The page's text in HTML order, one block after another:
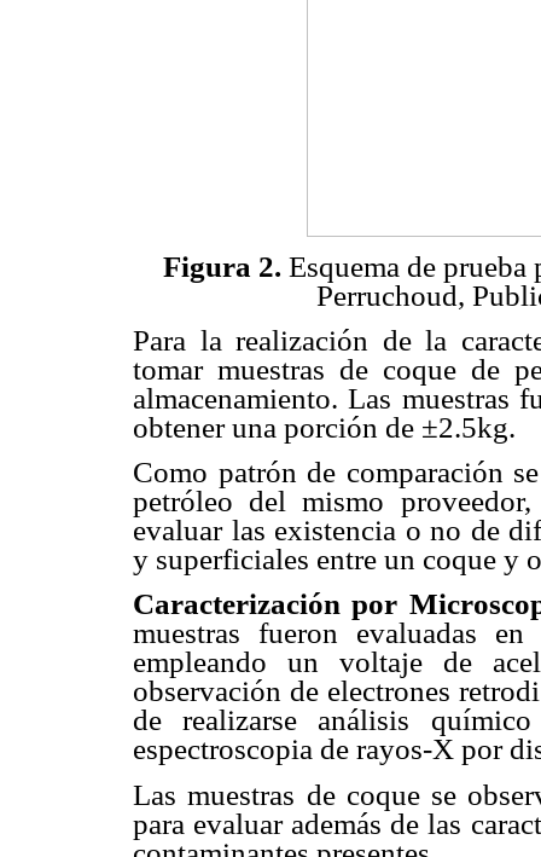
Figura 2. Esquema de prueba
Perruchoud,
Para la realización de la
tomar muestras de coque de
almacenamiento. Las muestras
obtener una porción de ±2.5kg.
Como patrón de comparación
petróleo del mismo
evaluar las existencia o no de
y superficiales entre un coque y
Caracterización por
muestras fueron evaluadas
empleando un voltaje de
observación de electrones
de realizarse análisis
espectroscopia de rayos-X por
Las muestras de coque se
para evaluar además de las